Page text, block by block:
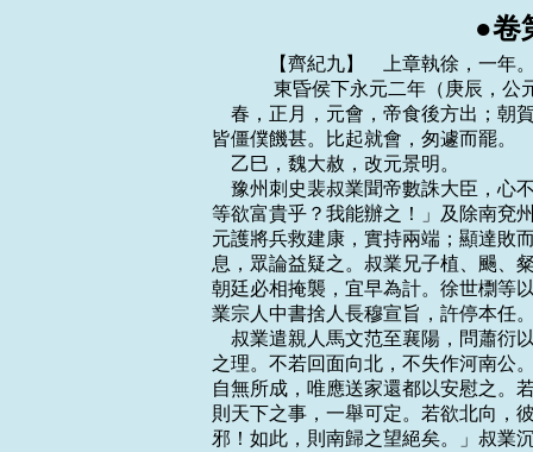
●卷
　　【齊紀九】　上章執徐，一年
　　 東昏侯下永元二年（庚辰，公
春，正月，元會，帝食後方出；
皆僵僕饑甚。比起就會，匆遽而罷。
    乙巳，魏大赦，改元景明。
豫州刺史裴叔業聞帝數誅大臣，
等欲富貴乎？我能辦之！」及除南兗
元護將兵救建康，實持兩端；顯達敗
息，眾論益疑之。叔業兄子植、颺、
朝廷必相掩襲，宜早為計。徐世檦等
業宗人中書捨人長穆宣旨，許停本任
叔業遣親人馬文范至襄陽，問蕭
之理。不若回面向北，不失作河南公
自無所成，唯應送家還都以安慰之。
則天下之事，一舉可定。若欲北向，
邪！如此，則南歸之望絕矣。」叔業